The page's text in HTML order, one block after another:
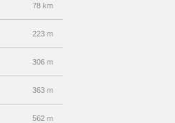
78 km
223 m
306 m
363 m
562 m